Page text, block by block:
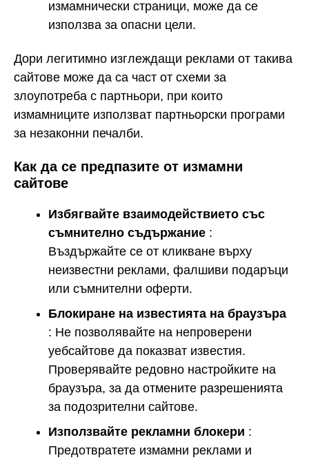
измамнически страници, може да се
използва за опасни цели.
Дори легитимно изглеждащи реклами от такива
сайтове може да са част от схеми за
злоупотреба с партньори, при които
измамниците използват партньорски програми
за незаконни печалби.
Как да се предпазите от измамни
сайтове
Избягвайте взаимодействието със
съмнително съдържание :
Въздържайте се от кликване върху
неизвестни реклами, фалшиви подаръци
или съмнителни оферти.
Блокиране на известията на браузъра
: Не позволявайте на непроверени
уебсайтове да показват известия.
Проверявайте редовно настройките на
браузъра, за да отмените разрешенията
за подозрителни сайтове.
Използвайте рекламни блокери :
Предотвратете измамни реклами и